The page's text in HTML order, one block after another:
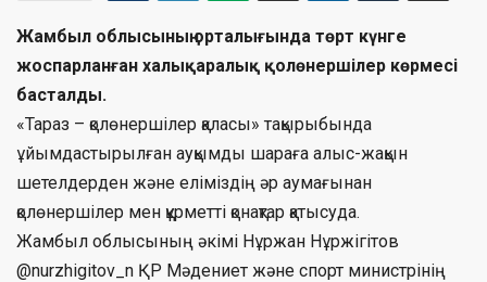
Жамбыл облысының орталығында төрт күнге
жоспарланған халықаралық қолөнершілер көрмесі
басталды.
«Тараз – қолөнершілер қаласы» тақырыбында
ұйымдастырылған ауқымды шараға алыс-жақын
шетелдерден және еліміздің әр аумағынан
қолөнершілер мен құрметті қонақтар қатысуда.
Жамбыл облысының әкімі Нұржан Нұржігітов
@nurzhigitov_n ҚР Мәдениет және спорт министрінің